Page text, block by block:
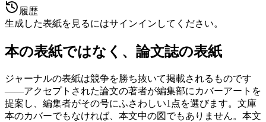
履歴
生成した表紙を見るにはサインインしてください。
本の表紙ではなく、論文誌の表紙
ジャーナルの表紙は競争を勝ち抜いて掲載されるものです
——アクセプトされた論文の著者が編集部にカバーアートを
提案し、編集者がその号にふさわしい1点を選びます。文庫
本のカバーでもなければ、本文中の図でもありません。本文